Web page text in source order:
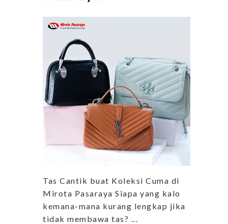
Tas Cantik buat Koleksi Cuma di
Mirota Pasaraya Siapa yang kalo
kemana-mana kurang lengkap jika
tidak membawa tas? ...